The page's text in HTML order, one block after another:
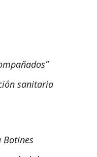
sanitaria
Botines